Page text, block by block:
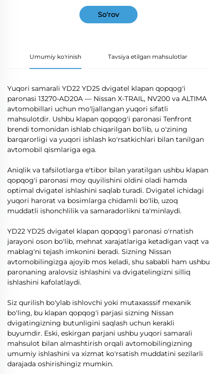
So'rov
Umumiy ko'rinish Tavsiya etilgan mahsulotlar
Yuqori samarali YD22 YD25 dvigatel klapan qopqog'i
paronasi 13270-AD20A — Nissan X-TRAIL, NV200 va ALTIMA
avtomobillari uchun mo'ljallangan yuqori sifatli
mahsulotdir. Ushbu klapan qopqog'i paronasi Tenfront
brendi tomonidan ishlab chiqarilgan bo'lib, u o'zining
barqarorligi va yuqori ishlash ko'rsatkichlari bilan tanilgan
avtomobil qismlariga ega.
Aniqlik va tafsilotlarga e'tibor bilan yaratilgan ushbu klapan
qopqog'i paronasi moy quyilishini oldini oladi hamda
optimal dvigatel ishlashini saqlab turadi. Dvigatel ichidagi
yuqori harorat va bosimlarga chidamli bo'lib, uzoq
muddatli ishonchlilik va samaradorlikni ta'minlaydi.
YD22 YD25 dvigatel klapan qopqog'i paronasi o'rnatish
jarayoni oson bo'lib, mehnat xarajatlariga ketadigan vaqt va
mablag'ni tejash imkonini beradi. Sizning Nissan
avtomobilingizga ajoyib mos keladi, shu sababli ham ushbu
paronaning aralovsiz ishlashini va dvigatelingizni silliq
ishlashini kafolatlaydi.
Siz qurilish bo'ylab ishlovchi yoki mutaxasssif mexanik
bo'ling, bu klapan qopqog'i parjasi sizning Nissan
dvigatingizning butunligini saqlash uchun kerakli
buyumdir. Eski, eskirgan parjani ushbu yuqori samarali
mahsulot bilan almashtirish orqali avtomobilingizning
umumiy ishlashini va xizmat ko'rsatish muddatini sezilarli
darajada oshirishingiz mumkin.